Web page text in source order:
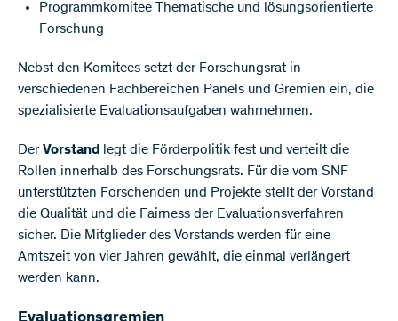
Programmkomitee Thematische und lösungsorientierte
Forschung
Nebst den Komitees setzt der Forschungsrat in
verschiedenen Fachbereichen Panels und Gremien ein, die
spezialisierte Evaluationsaufgaben wahrnehmen.
DerVorstand
legt die Förderpolitik fest und verteilt die
Rollen innerhalb des Forschungsrats. Für die vom SNF
unterstützten Forschenden und Projekte stellt der Vorstand
die Qualität und die Fairness der Evaluationsverfahren
sicher. Die Mitglieder des Vorstands werden für eine
Amtszeit von vier Jahren gewählt, die einmal verlängert
werden kann.